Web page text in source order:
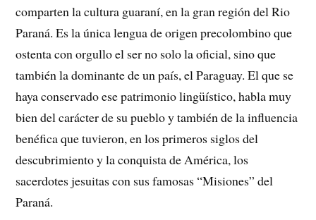
comparten la cultura guaraní, en la gran región del Rio
Paraná. Es la única lengua de origen precolombino que
ostenta con orgullo el ser no solo la oficial, sino que
también la dominante de un país, el Paraguay. El que se
haya conservado ese patrimonio lingüístico, habla muy
bien del carácter de su pueblo y también de la influencia
benéfica que tuvieron, en los primeros siglos del
descubrimiento y la conquista de América, los
sacerdotes jesuitas con sus famosas “Misiones” del
Paraná.